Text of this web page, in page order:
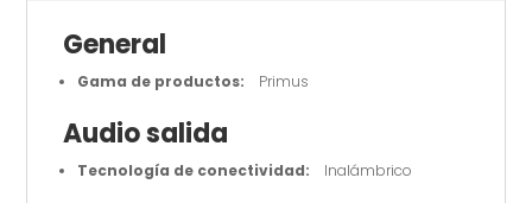
Para
Para
Portable
General
Gama de productos: Primus
Audio salida
Tecnología de conectividad: Inalámbrico